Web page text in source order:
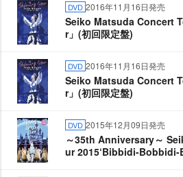
DVD 2016年11月16日発売
Seiko Matsuda Concert
r」(初回限定盤)
DVD 2016年11月16日発売
Seiko Matsuda Concert
r」(初回限定盤)
DVD 2015年12月09日発売
～35th Anniversary～
ur 2015‘Bibbidi-Bobbidi-